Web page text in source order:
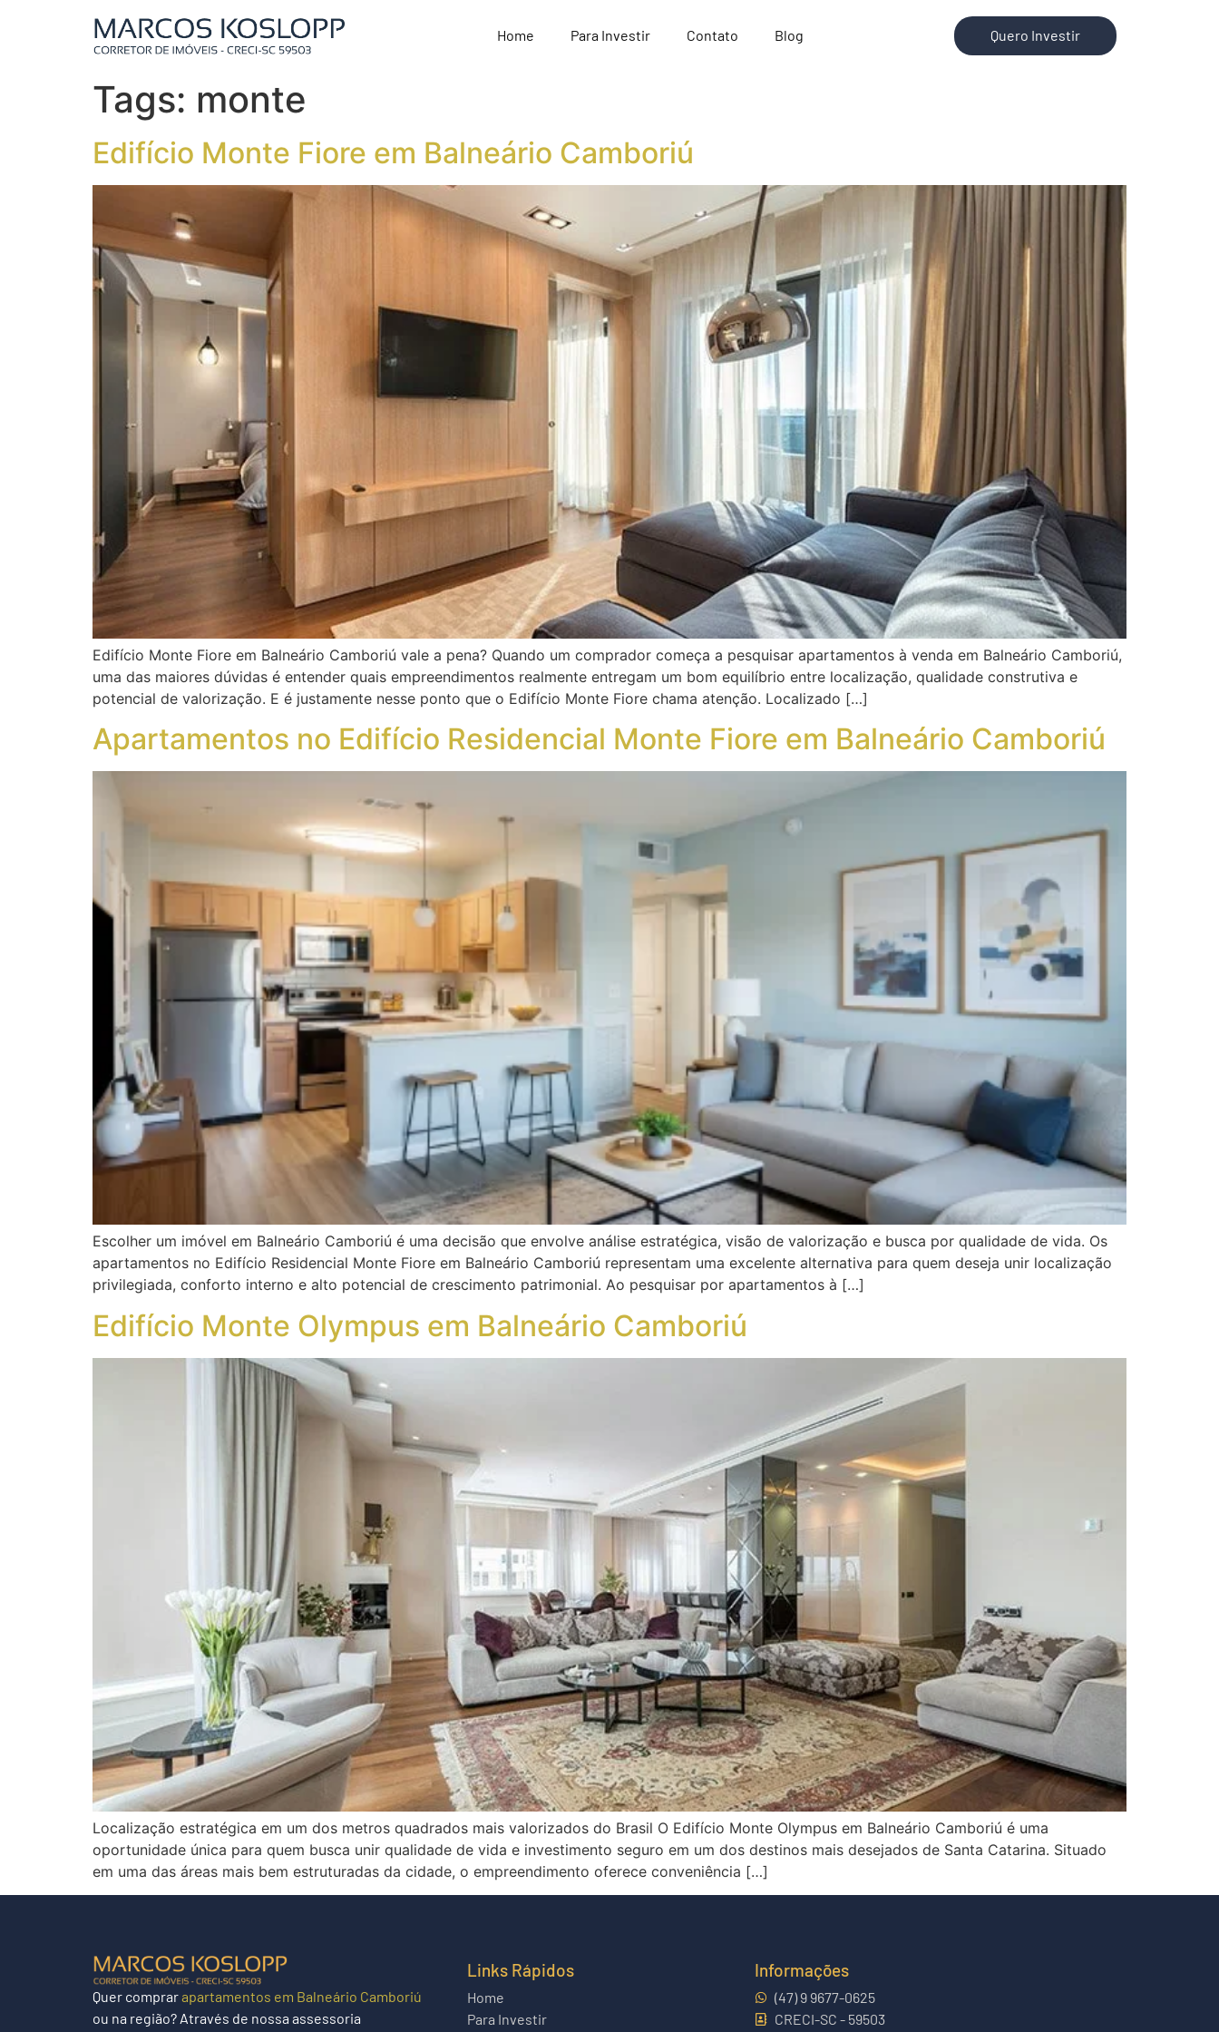
Home Para Investir Contato Blog Quero Investir
Tags: monte
Edifício Monte Fiore em Balneário Camboriú
Edifício Monte Fiore em Balneário Camboriú vale a pena? Quando um comprador começa a pesquisar apartamentos à venda em Balneário Camboriú,
uma das maiores dúvidas é entender quais empreendimentos realmente entregam um bom equilíbrio entre localização, qualidade construtiva e
potencial de valorização. E é justamente nesse ponto que o Edifício Monte Fiore chama atenção. Localizado […]
Apartamentos no Edifício Residencial Monte Fiore em Balneário Camboriú
Escolher um imóvel em Balneário Camboriú é uma decisão que envolve análise estratégica, visão de valorização e busca por qualidade de vida. Os
apartamentos no Edifício Residencial Monte Fiore em Balneário Camboriú representam uma excelente alternativa para quem deseja unir localização
privilegiada, conforto interno e alto potencial de crescimento patrimonial. Ao pesquisar por apartamentos à […]
Edifício Monte Olympus em Balneário Camboriú
Localização estratégica em um dos metros quadrados mais valorizados do Brasil O Edifício Monte Olympus em Balneário Camboriú é uma
oportunidade única para quem busca unir qualidade de vida e investimento seguro em um dos destinos mais desejados de Santa Catarina. Situado
em uma das áreas mais bem estruturadas da cidade, o empreendimento oferece conveniência […]
Quer comprarapartamentos em Balneário Camboriú
ou na região? Através de nossa assessoria
Links Rápidos
Home
Para Investir
Informações
(47) 9 9677-0625
CRECI-SC - 59503